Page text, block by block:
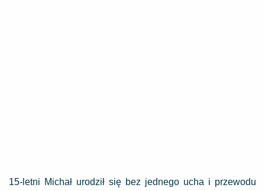
15-letni Michał urodził się bez jednego ucha i przewodu